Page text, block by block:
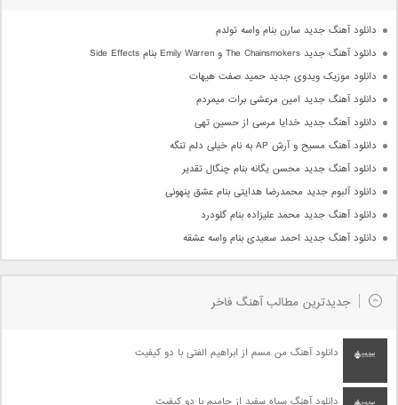
دانلود آهنگ جدید سارن بنام واسه تولدم
دانلود آهنگ جدید The Chainsmokers و Emily Warren بنام Side Effects
دانلود موزیک ویدوی جدید حمید صفت هیهات
دانلود آهنگ جدید امین مرعشی برات میمردم
دانلود آهنگ جدید خدایا مرسی از حسین تهی
دانلود آهنگ مسیح و آرش AP به نام خیلی دلم تنگه
دانلود آهنگ جدید محسن یگانه بنام چنگال تقدیر
دانلود آلبوم جدید محمدرضا هدایتی بنام عشق پنهونی
دانلود آهنگ جدید محمد علیزاده بنام گلودرد
دانلود آهنگ جدید احمد سعیدی بنام واسه عشقه
جدیدترین مطالب آهنگ فاخر
دانلود آهنگ من مسم از ابراهیم الفتی با دو کیفیت